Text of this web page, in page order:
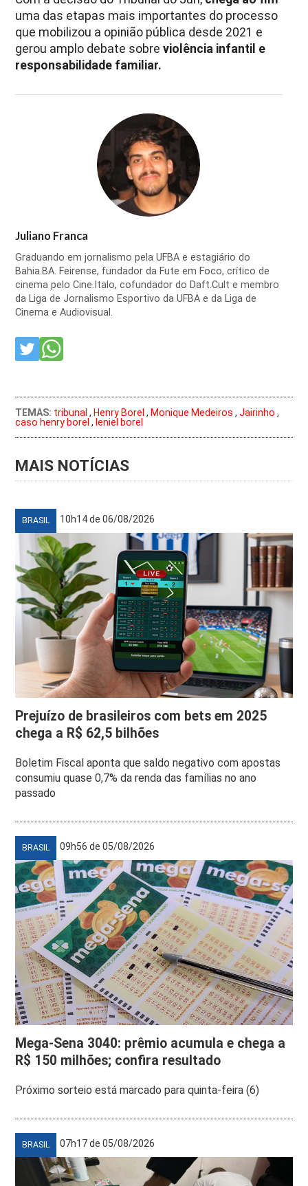
uma das etapas mais importantes do processo
que mobilizou a opinião pública desde 2021 e
gerou amplo debate sobreviolência infantil e
responsabilidade familiar.
Juliano Franca
Graduando em jornalismo pela UFBA e estagiário do
Bahia.BA. Feirense, fundador da Fute em Foco, crítico de
cinema pelo Cine.Italo, cofundador do Daft.Cult e membro
da Liga de Jornalismo Esportivo da UFBA e da Liga de
Cinema e Audiovisual.
TEMAS: tribunal , Henry Borel , Monique Medeiros ,Jairinho ,
caso henry borel , leniel borel
MAIS NOTÍCIAS
BRASIL 10h14 de 06/08/2026
Prejuízo de brasileiros com bets em 2025
chega a R$ 62,5 bilhões
Boletim Fiscal aponta que saldo negativo com apostas
consumiu quase 0,7% da renda das famílias no ano
passado
BRASIL 09h56 de 05/08/2026
Mega-Sena 3040: prêmio acumula e chega a
R$ 150 milhões; confira resultado
Próximo sorteio está marcado para quinta-feira (6)
BRASIL 07h17 de 05/08/2026